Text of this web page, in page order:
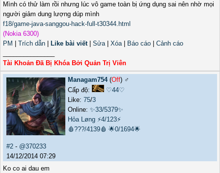
Mình có thử làm rồi nhưng lúc vô game toàn bị ứng dụng sai nên nhờ mọi
người giảm dung lượng dúp mình
f18/game-java-sanggou-hack-full-t30344.html
(Nokia 6300)
PM
Trích dẫn Like bài viết| Sửa| Xóa| Báo cáo
Cảnh cáo
Tài Khoản Đã Bị Khóa Bởi Quản Trị Viên
Managam754(Off) ♂️
Cấp độ:
♡44♡
Like: 75/3
Online: ✨33/5379✨
Hỏa Løng ⚡4/123⚡
🩸???/4139🩸 🌟0/1694🌟
#2 - @370233
14/12/2014 07:29
Ko co ai dau em